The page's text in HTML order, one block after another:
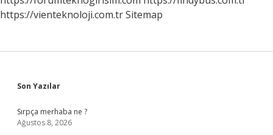
https://vienteknoloji.com.trSitemap
Sidebar
Son Yazılar
Sırpça merhaba ne ?
Ağustos 8, 2026